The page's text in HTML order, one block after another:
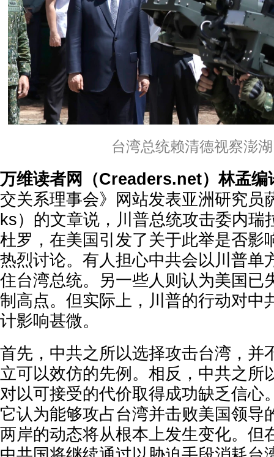
台湾总统赖清德视察澎
万维读者网（Creaders.net）林孟编
交关系理事会》网站发表亚洲研究员
ks） 的文章说，川普总统攻击委内瑞
杜罗，在美国引发了关于此举是否影
热烈讨论。有人担心中共会以川普单
住台湾总统。另一些人则认为美国已
制高点。但实际上，川普的行动对中
计影响甚微。
首先，中共之所以选择攻击台湾，并
立可以效仿的先例。相反，中共之所
对以可接受的代价取得成功缺乏信心
它认为能够攻占台湾并击败美国领导
两岸的动态将从根本上发生变化。但